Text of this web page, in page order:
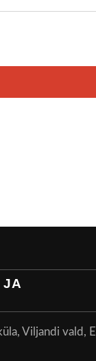
JA
Viljandi vald,